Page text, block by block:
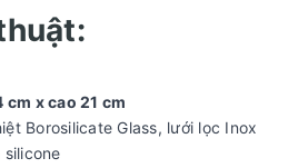
cm x cao 21 cm
Borosilicate Glass, lưới lọc Inox